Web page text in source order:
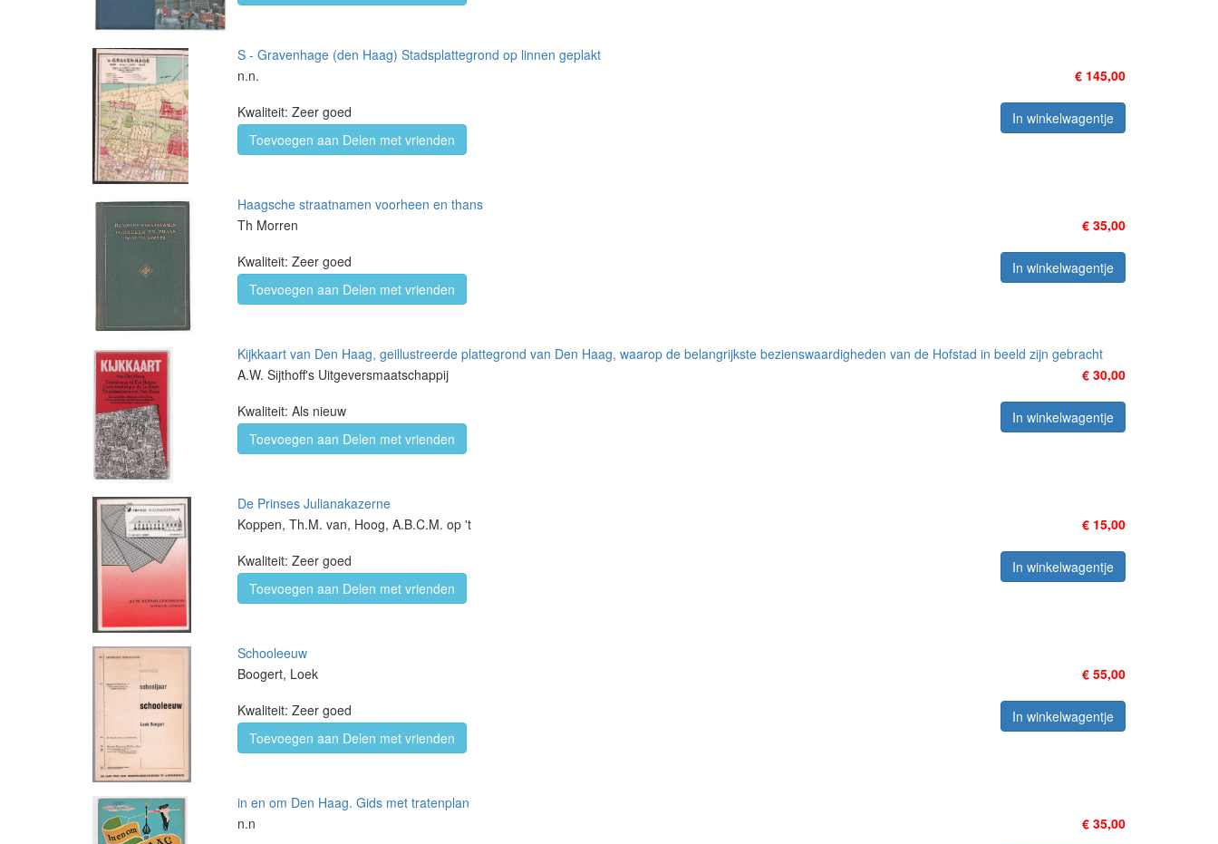
S - Gravenhage (den Haag) Stadsplattegrond op linnen geplakt
n.n.
€ 145,00
Kwaliteit: Zeer goed
In winkelwagentje
Toevoegen aan Delen met vrienden
Haagsche straatnamen voorheen en thans
Th Morren
€ 35,00
Kwaliteit: Zeer goed
In winkelwagentje
Toevoegen aan Delen met vrienden
Kijkkaart van Den Haag, geillustreerde plattegrond van Den Haag, waarop de belangrijkste bezienswaardigheden van de Hofstad in beeld zijn gebracht
A.W. Sijthoff's Uitgeversmaatschappij
€ 30,00
Kwaliteit: Als nieuw
In winkelwagentje
Toevoegen aan Delen met vrienden
De Prinses Julianakazerne
Koppen, Th.M. van, Hoog, A.B.C.M. op 't
€ 15,00
Kwaliteit: Zeer goed
In winkelwagentje
Toevoegen aan Delen met vrienden
Schooleeuw
Boogert, Loek
€ 55,00
Kwaliteit: Zeer goed
In winkelwagentje
Toevoegen aan Delen met vrienden
in en om Den Haag. Gids met tratenplan
n.n
€ 35,00